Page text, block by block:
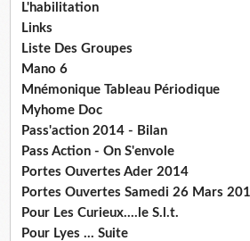
L'habilitation
Links
Liste Des Groupes
Mano 6
Mnémonique Tableau Périodique
Myhome Doc
Pass'action 2014 - Bilan
Pass Action - On S'envole
Portes Ouvertes Ader 2014
Portes Ouvertes Samedi 26 Mars
Pour Les Curieux....le S.l.t.
Pour Lyes ... Suite